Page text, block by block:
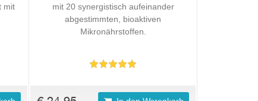
mit
mit 20 synergistisch aufeinander
abgestimmten, bioaktiven
Mikronährstoffen.